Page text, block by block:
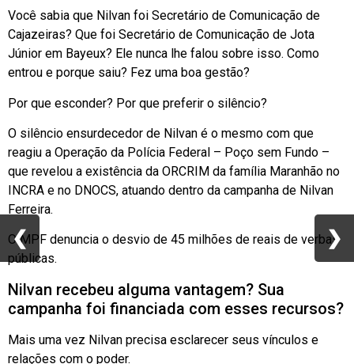
Você sabia que Nilvan foi Secretário de Comunicação de
Cajazeiras? Que foi Secretário de Comunicação de Jota
Júnior em Bayeux? Ele nunca lhe falou sobre isso. Como
entrou e porque saiu? Fez uma boa gestão?
Por que esconder? Por que preferir o silêncio?
O silêncio ensurdecedor de Nilvan é o mesmo com que
reagiu a Operação da Polícia Federal – Poço sem Fundo –
que revelou a existência da ORCRIM da família Maranhão no
INCRA e no DNOCS, atuando dentro da campanha de Nilvan
Ferreira.
O MPF denuncia o desvio de 45 milhões de reais de verbas
públicas.
Nilvan recebeu alguma vantagem? Sua
campanha foi financiada com esses recursos?
Mais uma vez Nilvan precisa esclarecer seus vínculos e
relações com o poder.
❮ ❯
❮ ❯